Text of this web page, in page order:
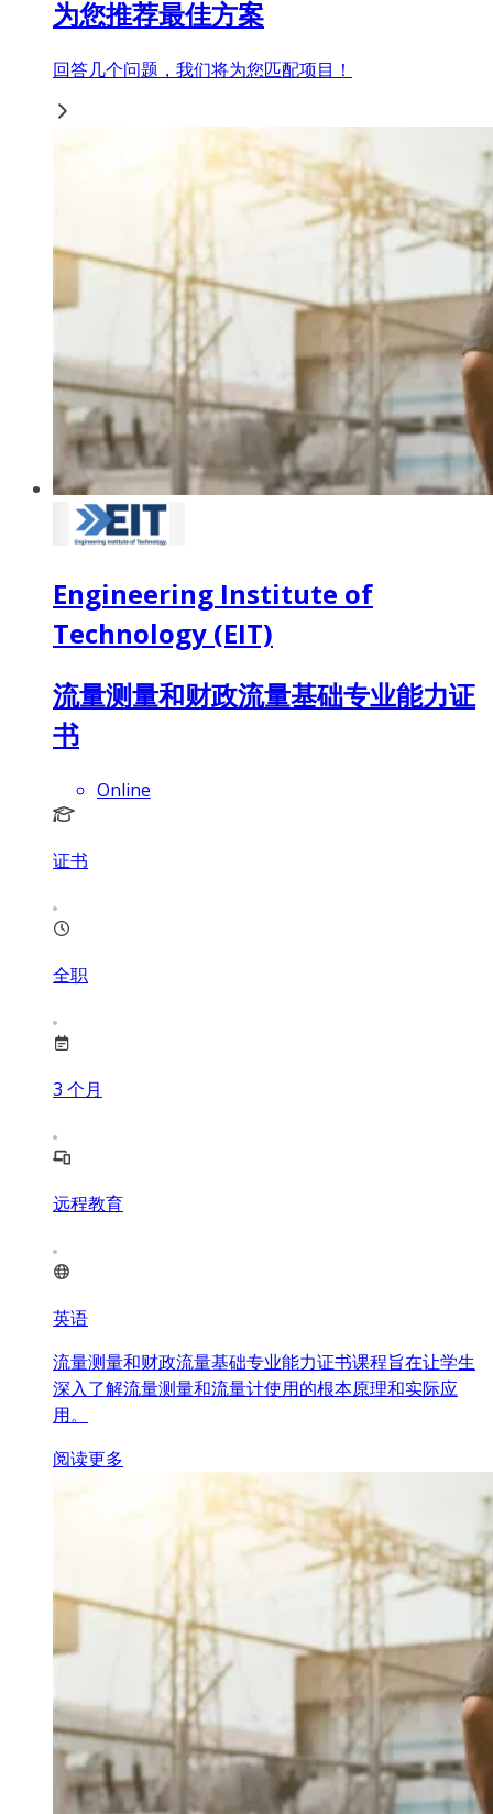
为您推荐最佳方案
回答几个问题，我们将为您匹配项目！
Engineering Institute of
Technology (EIT)
流量测量和财政流量基础专业能力证
书
Online
证书
全职
3 个月
远程教育
英语
流量测量和财政流量基础专业能力证书课程旨在让学生
深入了解流量测量和流量计使用的根本原理和实际应
用。
阅读更多